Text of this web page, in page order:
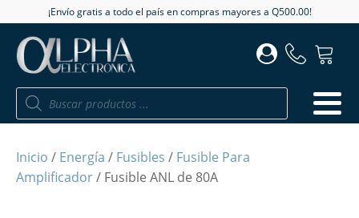
¡Envío gratis a todo el país en compras mayores a Q500.00!
Búsqueda
productos
Inicio / Energía / Fusibles / Fusible Para
Amplificador/ Fusible ANL de 80A